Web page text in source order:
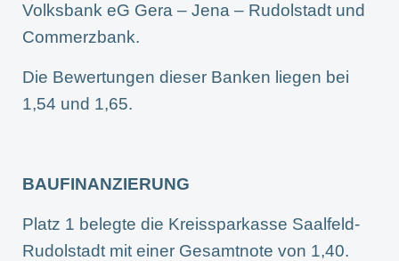
Volksbank eG Gera – Jena – Rudolstadt und
Commerzbank.
Die Bewertungen dieser Banken liegen bei
1,54 und 1,65.
BAUFINANZIERUNG
Platz 1 belegte die Kreissparkasse Saalfeld-
Rudolstadt mit einer Gesamtnote von 1,40.